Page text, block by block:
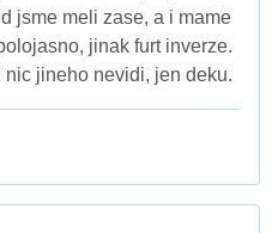
jsme meli zase, a i mame
jinak furt inverze.
jineho nevidi, jen deku.